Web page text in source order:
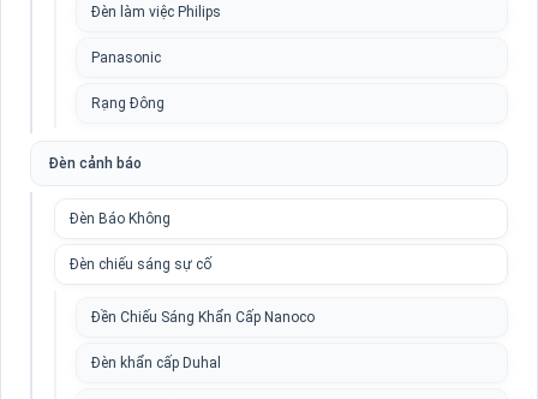
Đèn làm việc Philips
Panasonic
Rạng Đông
Đèn cảnh báo
Đèn Báo Không
Đèn chiếu sáng sự cố
Đền Chiếu Sáng Khẩn Cấp Nanoco
Đèn khẩn cấp Duhal